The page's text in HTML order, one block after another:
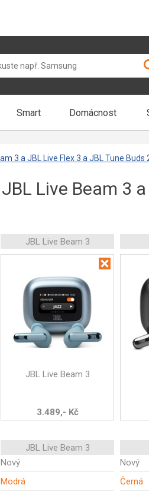
Smart Domácnost
3 a JBL Live Flex 3 a JBL Tune Buds
Live Beam 3
JBL Live Beam 3
JBL Live Beam 3
3.489,- Kč
JBL Live Beam 3
Nový Nový
Modrá Černá